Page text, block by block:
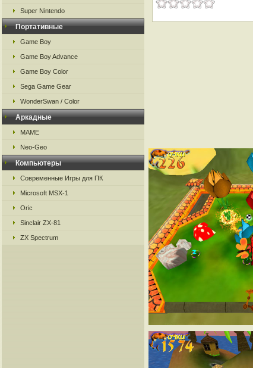
Super Nintendo
Портативные
Game Boy
Game Boy Advance
Game Boy Color
Sega Game Gear
WonderSwan / Color
Аркадные
MAME
Neo-Geo
Компьютеры
Современные Игры для ПК
Microsoft MSX-1
Oric
Sinclair ZX-81
ZX Spectrum